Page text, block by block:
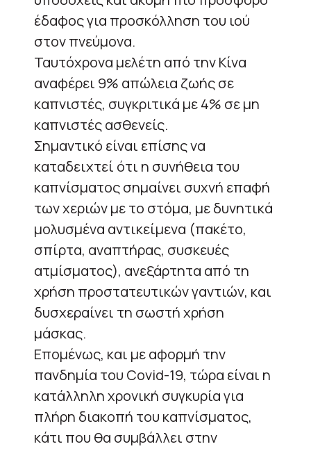
έδαφος για προσκόλληση του ιού
στον πνεύμονα.
Ταυτόχρονα μελέτη από την Κίνα
αναφέρει 9% απώλεια ζωής σε
καπνιστές, συγκριτικά με 4% σε μη
καπνιστές ασθενείς.
Σημαντικό είναι επίσης να
καταδειχτεί ότι η συνήθεια του
καπνίσματος σημαίνει συχνή επαφή
των χεριών με το στόμα, με δυνητικά
μολυσμένα αντικείμενα (πακέτο,
σπίρτα, αναπτήρας, συσκευές
ατμίσματος), ανεξάρτητα από τη
χρήση προστατευτικών γαντιών, και
δυσχεραίνει τη σωστή χρήση
μάσκας.
Επομένως, και με αφορμή την
πανδημία του Covid-19, τώρα είναι η
κατάλληλη χρονική συγκυρία για
πλήρη διακοπή του καπνίσματος,
κάτι που θα συμβάλλει στην